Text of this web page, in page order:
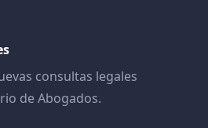
consultas legales
de Abogados.